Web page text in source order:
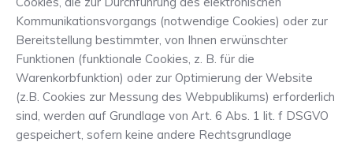
Kommunikationsvorgangs (notwendige Cookies) oder zur
Bereitstellung bestimmter, von Ihnen erwünschter
Funktionen (funktionale Cookies, z. B. für die
Warenkorbfunktion) oder zur Optimierung der Website
(z.B. Cookies zur Messung des Webpublikums) erforderlich
sind, werden auf Grundlage von Art. 6 Abs. 1 lit. f DSGVO
gespeichert, sofern keine andere Rechtsgrundlage